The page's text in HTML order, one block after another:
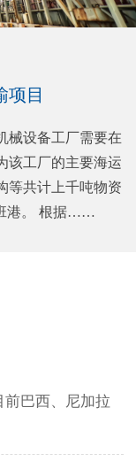
项目
械设备工厂需要在
该工厂的主要海运
等共计上千吨物资
港。 根据……
巴西、尼加拉